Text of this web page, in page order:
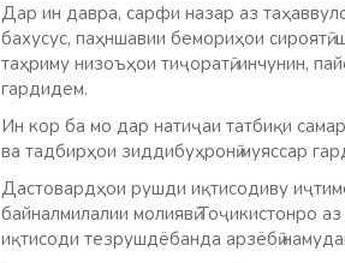
Дар ин давра, сарфи назар аз
бахусус, паҳншавии бемориҳои
таҳриму низоъҳои тиҷоратӣ, инчунин,
гардидем.
Ин кор ба мо дар натиҷаи татбиқи
ва тадбирҳои зиддибуҳронӣ муяссар
Дастовардҳои рушди иқтисодиву
байналмилалии молиявӣ Тоҷикистонро
иқтисоди тезрушдёбанда арзёбӣ